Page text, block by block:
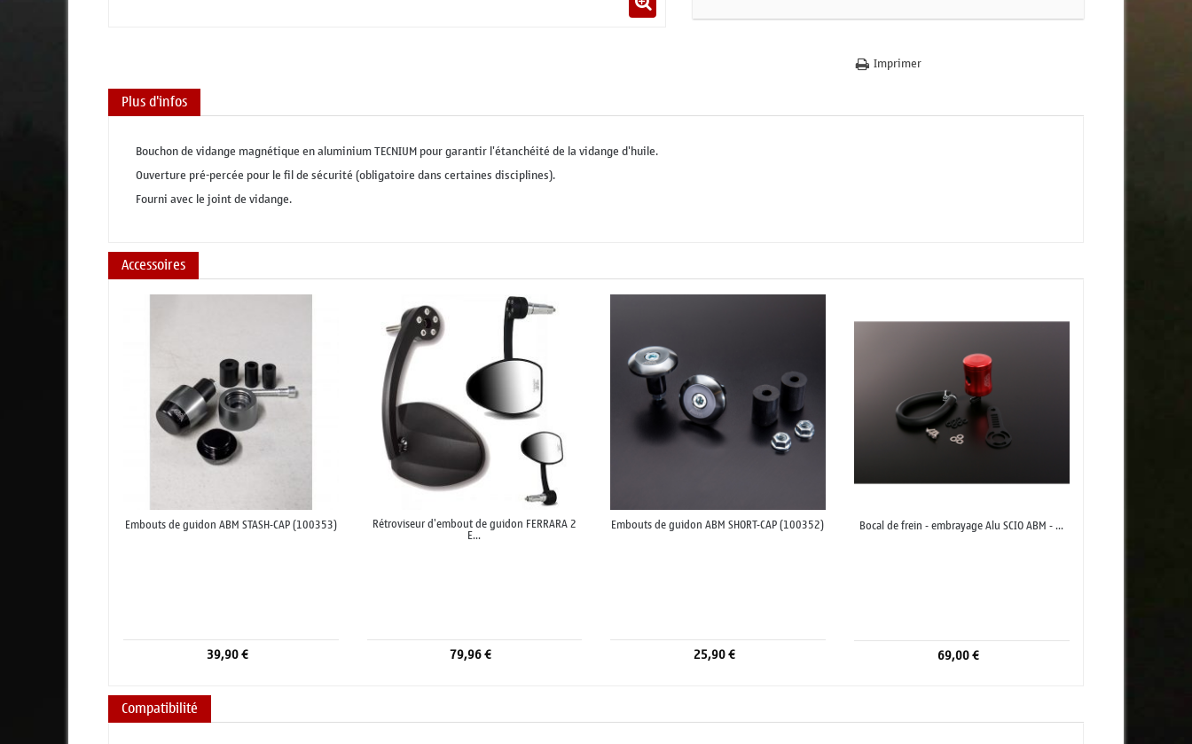
Imprimer
Plus d'infos
Bouchon de vidange magnétique en aluminium TECNIUM pour garantir l'étanchéitéde la vidange d'huile.
Ouverture pré-percée pour le fil de sécurité (obligatoire dans certaines disciplines).
Fourni avec le joint de vidange.
Accessoires
Embouts de guidon ABM STASH-CAP (100353)
39,90 €
Rétroviseur d'embout de guidon FERRARA 2
E...
79,96 €
Embouts de guidon ABM SHORT-CAP (100352)
25,90 €
Bocal de frein - embrayage Alu SCIO ABM - ...
69,00 €
Compatibilité